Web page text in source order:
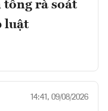
tổng rà soát
luật
14:41, 09/08/2026